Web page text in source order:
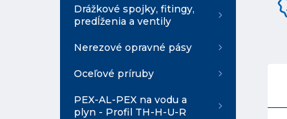
Drážkové spojky, fitingy,
predĺženia a ventily
Nerezové opravné pásy
Oceľové príruby
PEX-AL-PEX na vodu a
plyn - Profil TH-H-U-R